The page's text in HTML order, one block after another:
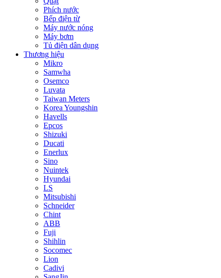
Phích nước
Bếp điện từ
Máy nước nóng
Máy bơm
Tủ điện dân dụng
Thương hiệu
Mikro
Samwha
Osemco
Luvata
Taiwan Meters
Korea Youngshin
Havells
Epcos
Shizuki
Ducati
Enerlux
Sino
Nuintek
Hyundai
LS
Mitsubishi
Schneider
Chint
ABB
Fuji
Shihlin
Socomec
Lion
Cadivi